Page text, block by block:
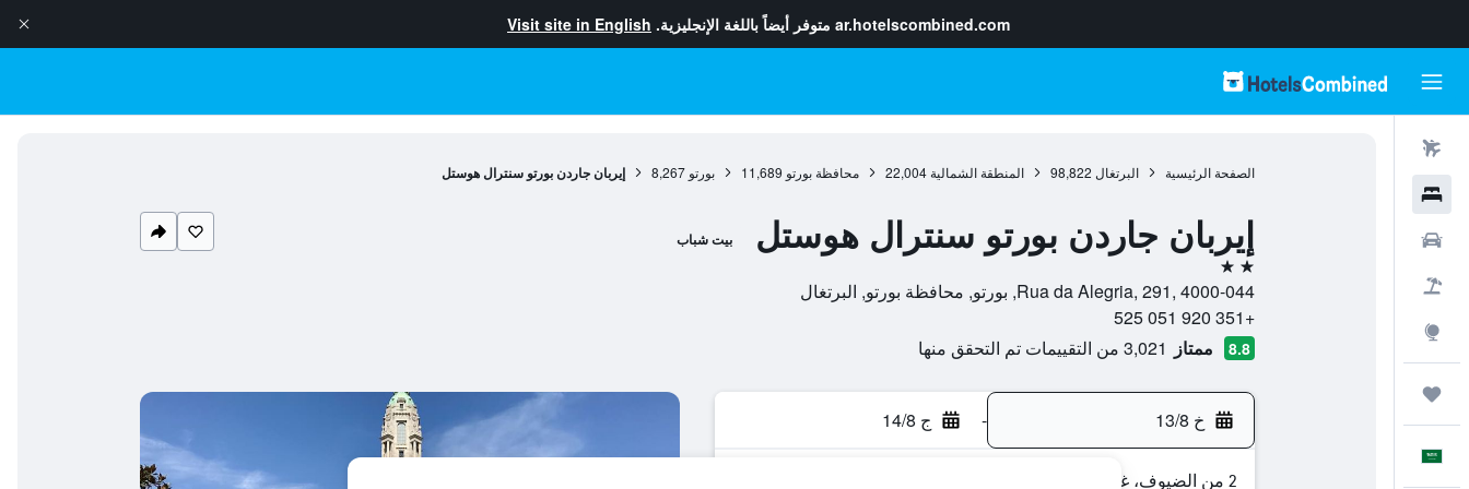
ar.hotelscombined.com متوفر أيضاً باللغة الإنجليزية. Visit site in English
الصفحة الرئيسية البرتغال 98,822 المنطقة الشمالية 22,004 محافظة بورتو 11,689 بورتو 8,267 إيربان جاردن بورتو سنترال هوستل
إيربان جاردن بورتو سنترال هوستل بيت شباب
2 نجمتين
Rua da Alegria, 291, 4000-044, بورتو, محافظة بورتو, البرتغال
+351 920 051 525
8.8 ممتاز 3,021 من التقييمات تم التحقق منها
خ 13/8 - ج 14/8
2 من الضيوف، غرفة واحدة